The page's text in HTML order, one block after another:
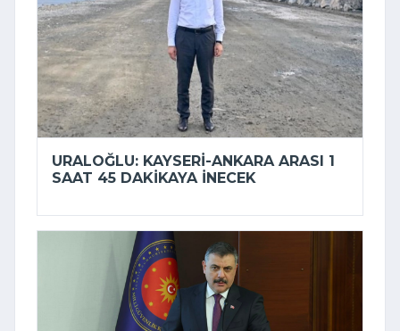
URALOĞLU: KAYSERI-ANKARA ARASI 1
SAAT 45 DAKIKAYA INECEK